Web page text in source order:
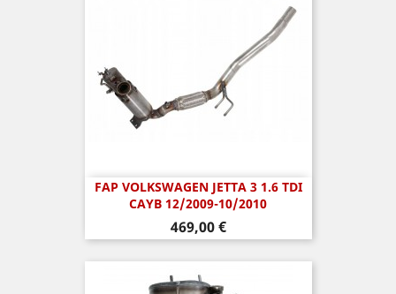
FAP VOLKSWAGEN JETTA 3 1.6 TDI
CAYB 12/2009-10/2010
Prix
469,00 €